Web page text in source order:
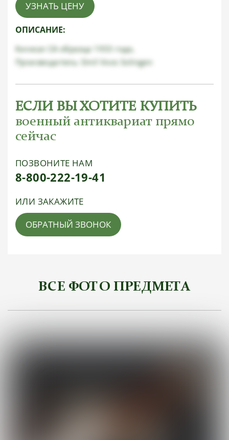
УЗНАТЬ ЦЕНУ
ОПИСАНИЕ:
Кинжал СА образца 1933 года,
Производитель: Emil Voos Solingen
ЕСЛИ ВЫ ХОТИТЕ КУПИТЬ
военный антиквариат прямо
сейчас
ПОЗВОНИТЕ НАМ
8-800-222-19-41
ИЛИ ЗАКАЖИТЕ
ОБРАТНЫЙ ЗВОНОК
ВСЕ ФОТО ПРЕДМЕТА